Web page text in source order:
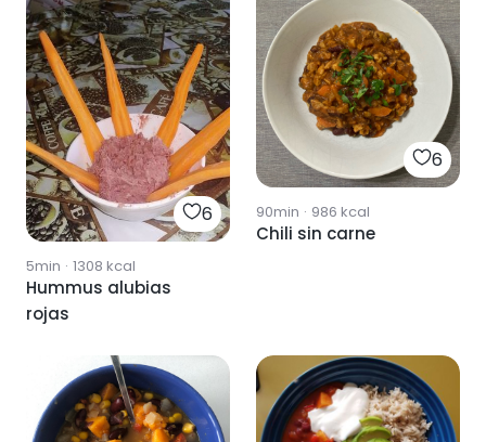
6
5min · 1308 kcal
Hummus alubias
rojas
6
90min · 986 kcal
Chili sin carne